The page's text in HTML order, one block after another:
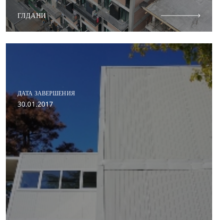
ГЛДАНИ
ДАТА ЗАВЕРШЕНИЯ
30.01.2017